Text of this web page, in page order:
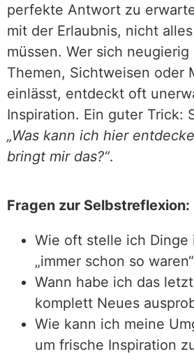
perfekte Antwort zu
mit der Erlaubnis, nicht
müssen. Wer sich
Themen, Sichtweisen oder
einlässt, entdeckt oft
Inspiration. Ein guter Trick:
„Was kann ich hier
bringt mir das?“.
Fragen zur Selbstreflexion:
Wie oft stelle ich Dinge
„immer schon so
Wann habe ich das
komplett Neues
Wie kann ich meine
um frische Inspiration